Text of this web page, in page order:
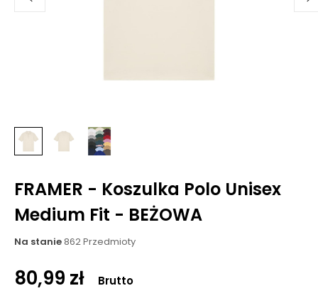
FRAMER - Koszulka Polo Unisex
Medium Fit - BEŻOWA
Na stanie862 Przedmioty
80,99 zł Brutto